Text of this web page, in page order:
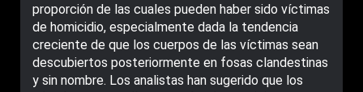
proporción de las cuales pueden haber sido víctimas
de homicidio, especialmente dada la tendencia
creciente de que los cuerpos de las víctimas sean
descubiertos posteriormente en fosas clandestinas
y sin nombre. Los analistas han sugerido que los